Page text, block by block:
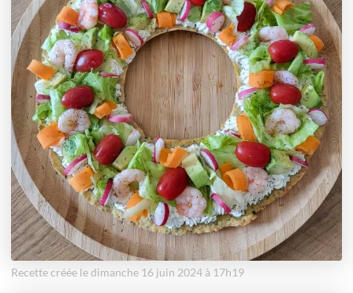
Recette créée le dimanche 16 juin 2024 à 17h19